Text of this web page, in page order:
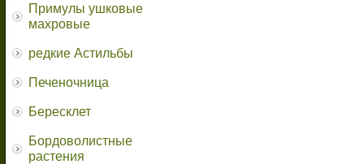
Примулы ушковые
махровые
редкие Астильбы
Печеночница
Бересклет
Бордоволистные
растения